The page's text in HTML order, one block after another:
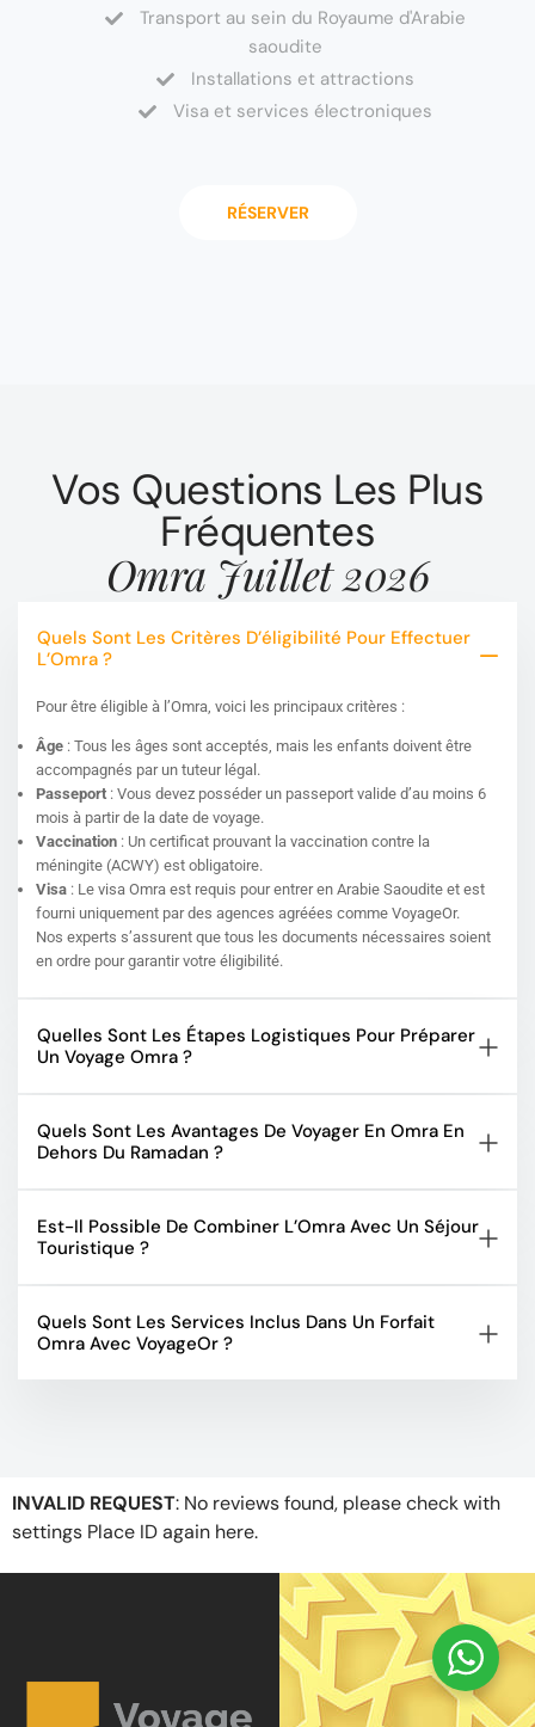
Transport au sein du Royaume d'Arabie
saoudite
Installations et attractions
Visa et services électroniques
RÉSERVER
Vos Questions Les Plus
Fréquentes
Omra Juillet 2026
Quels Sont Les Critères D’éligibilité Pour Effectuer
L’Omra ?
Pour être éligible à l’Omra, voici les principaux critères :
Âge : Tous les âges sont acceptés, mais les enfants doivent être
accompagnés par un tuteur légal.
Passeport : Vous devez posséder un passeport valide d’au moins 6
mois à partir de la date de voyage.
Vaccination : Un certificat prouvant la vaccination contre la
méningite (ACWY) est obligatoire.
Visa : Le visa Omra est requis pour entrer en Arabie Saoudite et est
fourni uniquement par des agences agréées comme VoyageOr.
Nos experts s’assurent que tous les documents nécessaires soient
en ordre pour garantir votre éligibilité.
Quelles Sont Les Étapes Logistiques Pour Préparer
Un Voyage Omra ?
Quels Sont Les Avantages De Voyager En Omra En
Dehors Du Ramadan ?
Est-Il Possible De Combiner L’Omra Avec Un Séjour
Touristique ?
Quels Sont Les Services Inclus Dans Un Forfait
Omra Avec VoyageOr ?
INVALID REQUEST: No reviews found, please check with
settings Place ID again here.